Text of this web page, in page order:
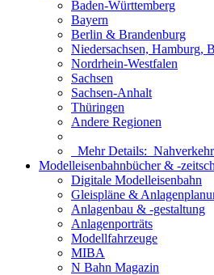
Baden-Württemberg
Bayern
Berlin & Brandenburg
Niedersachsen, Hamburg,
Nordrhein-Westfalen
Sachsen
Sachsen-Anhalt
Thüringen
Andere Regionen
Mehr Details:
Modelleisenbahnbücher & -
Digitale Modelleisenbahn
Gleispläne &
Anlagenbau & -gestaltung
Anlagenporträts
Modellfahrzeuge
MIBA
N Bahn Magazin